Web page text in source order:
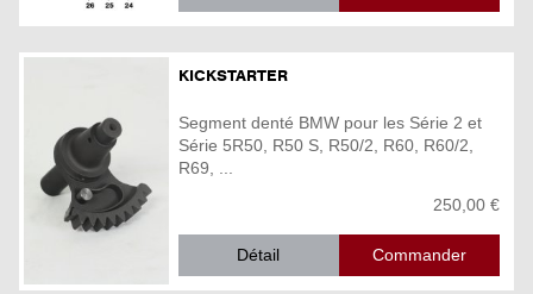
KICKSTARTER
Segment denté BMW pour les Série 2 et
Série 5R50, R50 S, R50/2, R60, R60/2,
R69, ...
250,00 €
Détail